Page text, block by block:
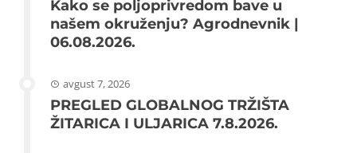
Kako se poljoprivredom bave u
našem okruženju? Agrodnevnik |
06.08.2026.
avgust 7, 2026
PREGLED GLOBALNOG TRŽIŠTA
ŽITARICA I ULJARICA 7.8.2026.